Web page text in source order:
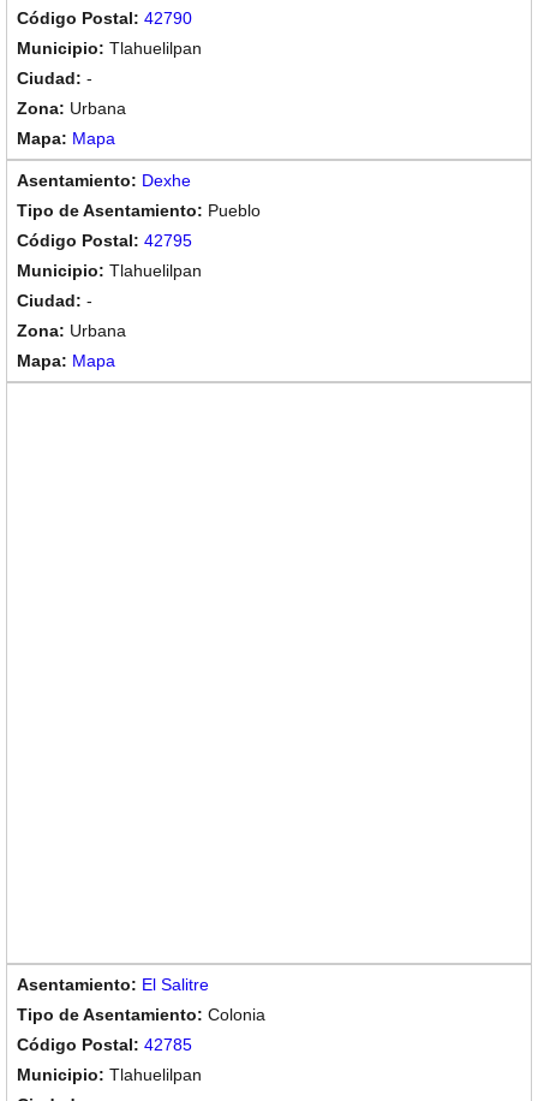
42790
Tlahuelilpan
-
Urbana
Mapa
Dexhe
Pueblo
42795
Tlahuelilpan
-
Urbana
Mapa
El Salitre
Colonia
42785
Tlahuelilpan